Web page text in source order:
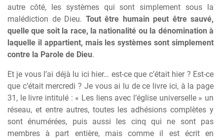
autre côté, les systèmes qui sont simplement sous la
malédiction de Dieu. Tout être humain peut être sauvé,
quelle que soit la race, la nationalité ou la dénomination à
laquelle il appartient, mais les systèmes sont simplement
contre la Parole de Dieu.
Et je vous l’ai déjà lu ici hier… est-ce que c’était hier ? Est-ce
que c’était mercredi ? Je vous ai lu de ce livre ici, à la page
31, le livre intitulé : « Les liens avec l’église universelle » un
réseau, et entre autres, toutes les adhésions complètes y
sont énumérées, puis aussi les cinq qui ne sont pas
membres à part entière, mais comme il est écrit en